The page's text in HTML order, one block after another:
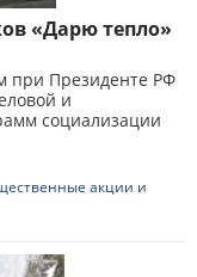
«Дарю тепло»
при Президенте РФ
и
социализации
акции и